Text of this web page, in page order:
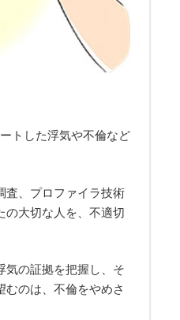
トした浮気や不倫など
査、プロファイラ技術
の大切な人を、不適切
気の証拠を把握し、そ
のは、不倫をやめさ